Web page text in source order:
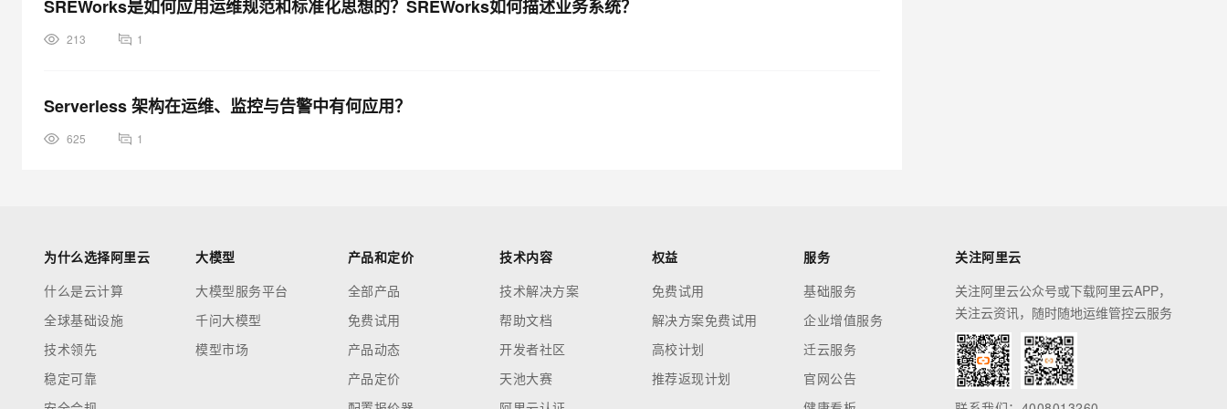
SREWorks是如何应用运维规范和标准化思想的？SREWorks如何描述业务系统？
213 1
Serverless 架构在运维、监控与告警中有何应用？
625 1
为什么选择阿里云
什么是云计算
全球基础设施
技术领先
稳定可靠
大模型
大模型服务平台
千问大模型
模型市场
产品和定价
全部产品
免费试用
产品动态
产品定价
技术内容
技术解决方案
帮助文档
开发者社区
天池大赛
权益
免费试用
解决方案免费试用
高校计划
推荐返现计划
服务
基础服务
企业增值服务
迁云服务
官网公告
关注阿里云
关注阿里云公众号或下载阿里云APP，
关注云资讯，随时随地运维管控云服务